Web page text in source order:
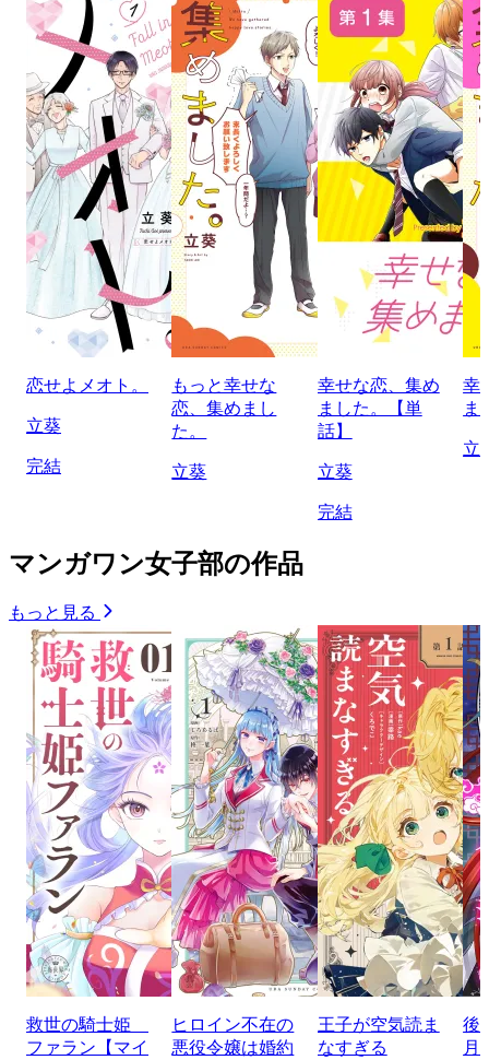
恋せよメオト。
立葵
完結
もっと幸せな
恋、集めまし
た。
立葵
幸せな恋、集め
ました。【単
話】
立葵
完結
幸
ま
立
マンガワン女子部の作品
もっと見る
救世の騎士姫
ファラン【マイ
ヒロイン不在の
悪役令嬢は婚約
王子が空気読ま
なすぎる
後
月